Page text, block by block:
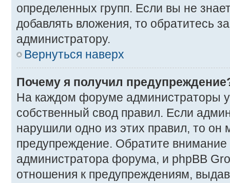
определенных групп. Если вы не
добавлять вложения, то обратитесь
администратору.
Вернуться наверх
Почему я получил
На каждом форуме администраторы
собственный свод правил. Если
нарушили одно из этих правил, то он
предупреждение. Обратите
администратора форума, и phpBB
отношения к предупреждениям,